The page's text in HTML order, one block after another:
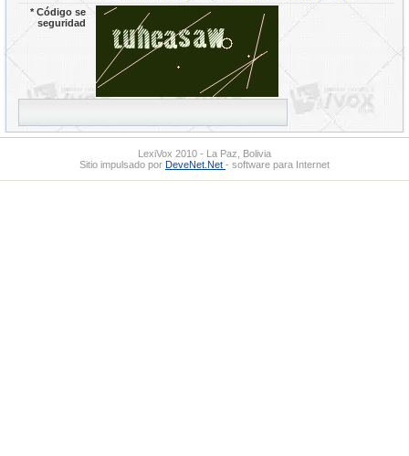
*Código se
seguridad
LexiVox 2010 - La Paz, Bolivia
Sitio impulsado por DeveNet.Net - software para Internet